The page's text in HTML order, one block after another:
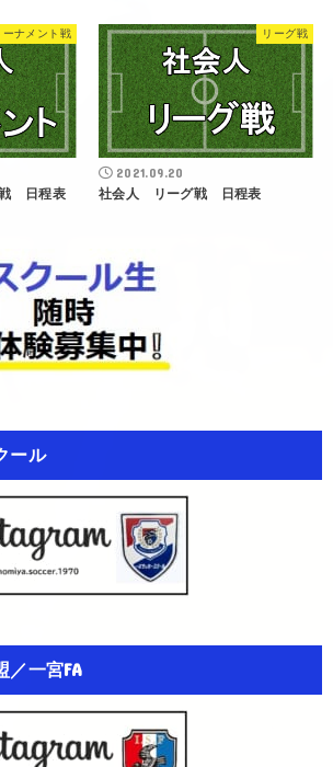
ーナメント戦
日程表
リーグ戦
2021.09.20
社会人 リーグ戦 日程表
ール
／一宮FA